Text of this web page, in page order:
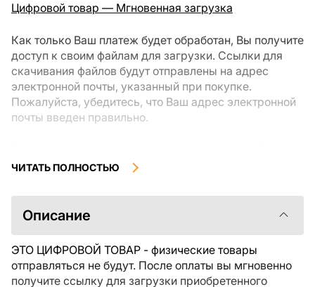
Цифровой товар — Мгновенная загрузка
Как только Ваш платеж будет обработан, Вы получите
доступ к своим файлам для загрузки. Ссылки для
скачивания файлов будут отправлены на адрес
электронной почты, указанный при покупке.
Пожалуйста, убедитесь, что Ваш адрес электронной
почты введен правильно.
загрузки, не подлежат возврату или обмену после их
ознакомиться с описанием товара и задать все
интересующие Вас вопросы перед покупкой. Если у
свяжитесь с продавцом напрямую.
ЧИТАТЬ ПОЛНОСТЬЮ
Описание
ЭТО ЦИФРОВОЙ ТОВАР - физические товары
отправляться не будут. После оплаты вы мгновенно
получите ссылку для загрузки приобретенного